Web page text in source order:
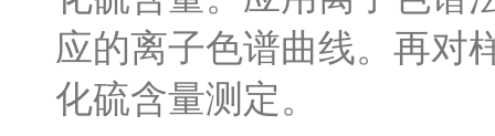
应的离子色谱曲线。再对
化硫含量测定。